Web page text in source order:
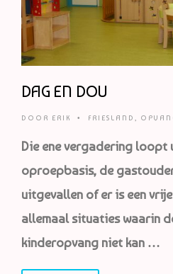
DAG EN DOU
DOOR ERIK • FRIESLAND
Die ene vergadering loopt
oproepbasis, de
uitgevallen of er is een
allemaal situaties waarin
kinderopvang niet kan …